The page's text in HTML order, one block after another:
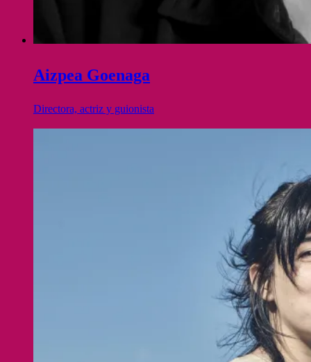
Aizpea Goenaga
Directora, actriz y guionista